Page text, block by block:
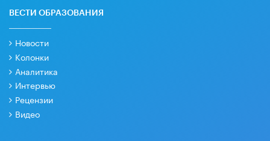
ВЕСТИ ОБРАЗОВАНИЯ
Новости
Колонки
Аналитика
Интервью
Рецензии
Видео